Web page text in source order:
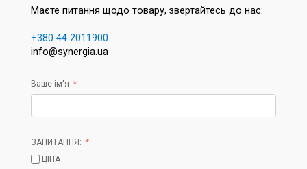
Маєте питання щодо товару, звертайтесь до нас:
+380 44 2011900
info@synergia.ua
Ваше ім'я
ЗАПИТАННЯ:
ЦІНА